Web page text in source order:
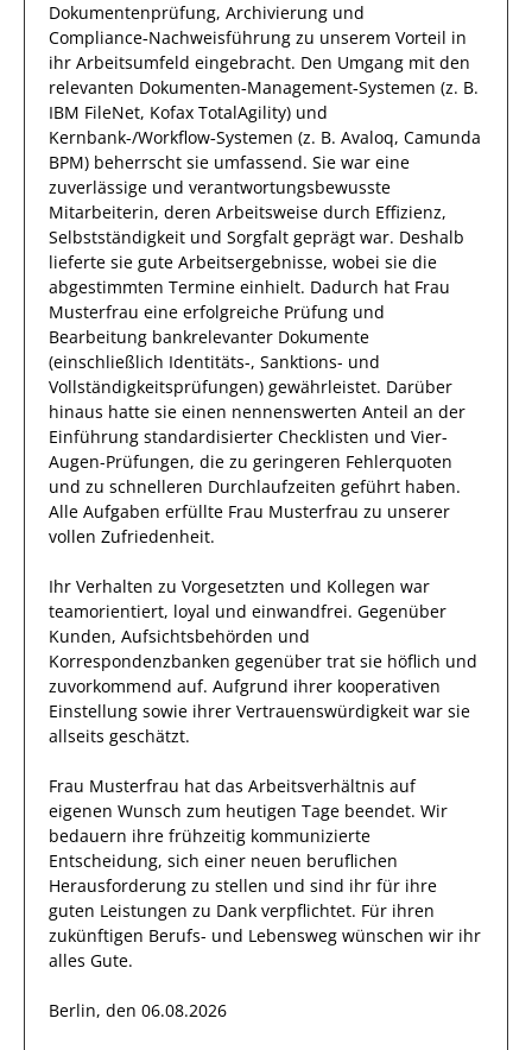
Dokumentenprüfung, Archivierung und
Compliance‑Nachweisführung zu unserem Vorteil in
ihr Arbeitsumfeld eingebracht. Den Umgang mit den
relevanten Dokumenten‑Management‑Systemen (z. B.
IBM FileNet, Kofax TotalAgility) und
Kernbank‑/Workflow‑Systemen (z. B. Avaloq, Camunda
BPM) beherrscht sie umfassend. Sie war eine
zuverlässige und verantwortungsbewusste
Mitarbeiterin, deren Arbeitsweise durch Effizienz,
Selbstständigkeit und Sorgfalt geprägt war. Deshalb
lieferte sie gute Arbeitsergebnisse, wobei sie die
abgestimmten Termine einhielt. Dadurch hat Frau
Musterfrau eine erfolgreiche Prüfung und
Bearbeitung bankrelevanter Dokumente
(einschließlich Identitäts-, Sanktions- und
Vollständigkeitsprüfungen) gewährleistet. Darüber
hinaus hatte sie einen nennenswerten Anteil an der
Einführung standardisierter Checklisten und Vier-
Augen-Prüfungen, die zu geringeren Fehlerquoten
und zu schnelleren Durchlaufzeiten geführt haben.
Alle Aufgaben erfüllte Frau Musterfrau zu unserer
vollen Zufriedenheit.
Ihr Verhalten zu Vorgesetzten und Kollegen war
teamorientiert, loyal und einwandfrei. Gegenüber
Kunden, Aufsichtsbehörden und
Korrespondenzbanken gegenüber trat sie höflich und
zuvorkommend auf. Aufgrund ihrer kooperativen
Einstellung sowie ihrer Vertrauenswürdigkeit war sie
allseits geschätzt.
Frau Musterfrau hat das Arbeitsverhältnis auf
eigenen Wunsch zum heutigen Tage beendet. Wir
bedauern ihre frühzeitig kommunizierte
Entscheidung, sich einer neuen beruflichen
Herausforderung zu stellen und sind ihr für ihre
guten Leistungen zu Dank verpflichtet. Für ihren
zukünftigen Berufs- und Lebensweg wünschen wir ihr
alles Gute.
Berlin, den 06.08.2026